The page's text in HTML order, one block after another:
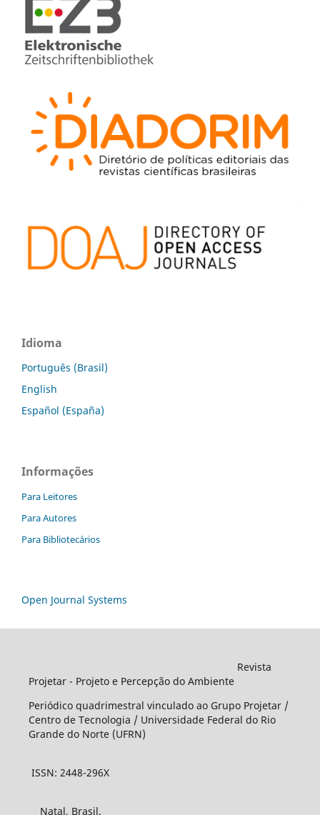
Idioma
Português (Brasil)
English
Español (España)
Informações
Para Leitores
Para Autores
Para Bibliotecários
Open Journal Systems
Revista
Projetar - Projeto e Percepção do Ambiente
Periódico quadrimestral vinculado ao Grupo Projetar /
Centro de Tecnologia / Universidade Federal do Rio
Grande do Norte (UFRN)
ISSN: 2448-296X
Natal, Brasil.